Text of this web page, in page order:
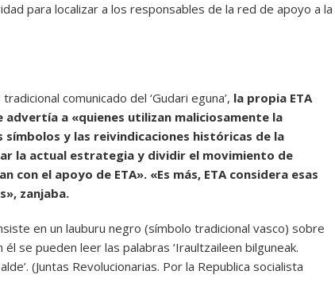
para localizar a los responsables de la red de apoyo a la
comunicado del ‘Gudari eguna’, la propia ETA
advertía a «quienes utilizan maliciosamente la
símbolos y las reivindicaciones históricas de la
la actual estrategia y dividir el movimiento de
con el apoyo de ETA». «Es más, ETA considera esas
zanjaba.
en un lauburu negro (símbolo tradicional vasco) sobre
se pueden leer las palabras ‘Iraultzaileen bilguneak.
(Juntas Revolucionarias. Por la Republica socialista